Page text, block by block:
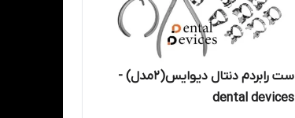
ست رابردم دنتال دیوایس(۲مدل) -
dental devices